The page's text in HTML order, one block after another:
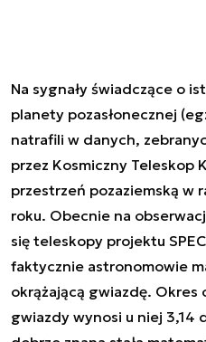
Na sygnały świadczące o
planety pozasłonecznej
natrafili w danych,
przez Kosmiczny Teleskop
przestrzeń pozaziemską w
roku. Obecnie na
się teleskopy projektu
faktycznie astronomowie
okrążającą gwiazdę. Okres
gwiazdy wynosi u niej 3,14